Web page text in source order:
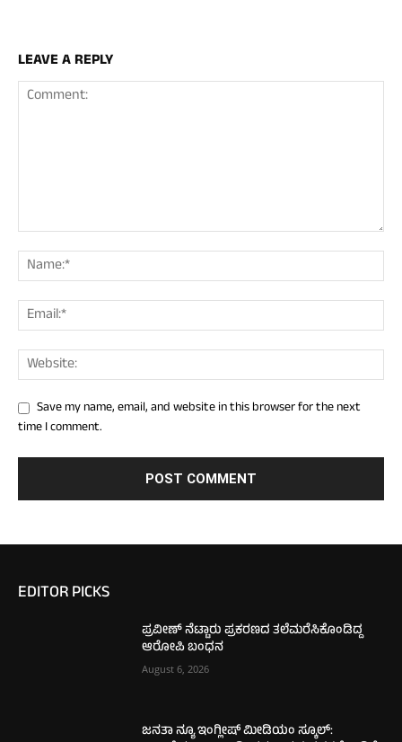
LEAVE A REPLY
Save my name, email, and website in this browser for the next
time I comment.
EDITOR PICKS
ಪ್ರವೀಣ್ ನೆಟ್ಟಾರು ಪ್ರಕರಣದ ತಲೆಮರೆಸಿಕೊಂಡಿದ್ದ
ಆರೋಪಿ ಬಂಧನ
August 6, 2026
ಜನತಾ ನ್ಯೂ ಇಂಗ್ಲೀಷ್ ಮೀಡಿಯಂ ಸ್ಕೂಲ್: